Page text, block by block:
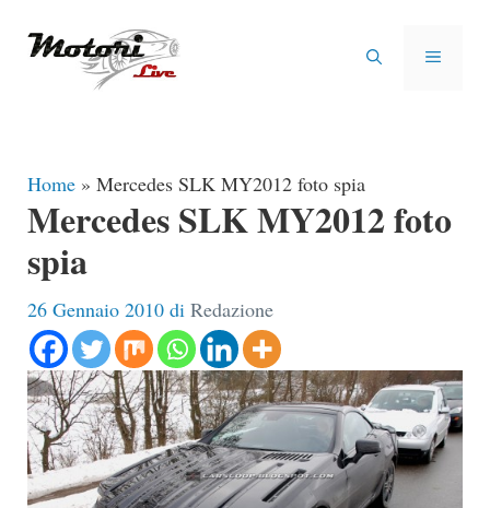
MENU
Home » Mercedes SLK MY2012 foto spia
Mercedes SLK MY2012 foto
spia
26 Gennaio 2010 di Redazione